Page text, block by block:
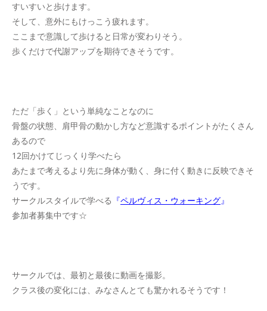
すいすいと歩けます。
そして、意外にもけっこう疲れます。
ここまで意識して歩けると日常が変わりそう。
歩くだけで代謝アップを期待できそうです。
ただ「歩く」という単純なことなのに
骨盤の状態、肩甲骨の動かし方など意識するポイントがたくさん
あるので
12回かけてじっくり学べたら
あたまで考えるより先に身体が動く、身に付く動きに反映できそ
うです。
サークルスタイルで学べる 『ペルヴィス・ウォーキング』
参加者募集中です☆
サークルでは、最初と最後に動画を撮影。
クラス後の変化には、みなさんとても驚かれるそうです！